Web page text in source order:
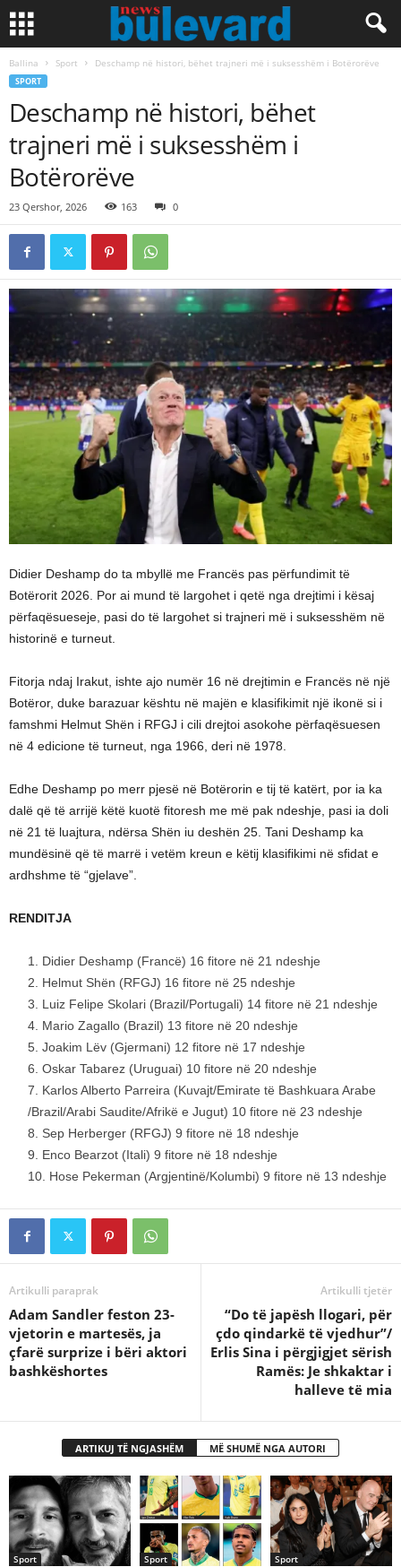
Ballina Sport Deschamp në histori, bëhet trajneri më i suksesshëm i Botërorëve
SPORT
Deschamp në histori, bëhet
trajneri më i suksesshëm i
Botërorëve
23 Qershor, 2026 163 0
Didier Deshamp do ta mbyllë me Francës pas përfundimit të
Botërorit 2026. Por ai mund të largohet i qetë nga drejtimi i kësaj
përfaqësueseje, pasi do të largohet si trajneri më i suksesshëm në
historinë e turneut.
Fitorja ndaj Irakut, ishte ajo numër 16 në drejtimin e Francës në një
Botëror, duke barazuar kështu në majën e klasifikimit një ikonë si i
famshmi Helmut Shën i RFGJ i cili drejtoi asokohe përfaqësuesen
në 4 edicione të turneut, nga 1966, deri në 1978.
Edhe Deshamp po merr pjesë në Botërorin e tij të katërt, por ia ka
dalë që të arrijë këtë kuotë fitoresh me më pak ndeshje, pasi ia doli
në 21 të luajtura, ndërsa Shën iu deshën 25. Tani Deshamp ka
mundësinë që të marrë i vetëm kreun e këtij klasifikimi në sfidat e
ardhshme të “gjelave”.
RENDITJA
Didier Deshamp (Francë) 16 fitore në 21 ndeshje
Helmut Shën (RFGJ) 16 fitore në 25 ndeshje
Luiz Felipe Skolari (Brazil/Portugali) 14 fitore në 21 ndeshje
Mario Zagallo (Brazil) 13 fitore në 20 ndeshje
Joakim Lëv (Gjermani) 12 fitore në 17 ndeshje
Oskar Tabarez (Uruguai) 10 fitore në 20 ndeshje
Karlos Alberto Parreira (Kuvajt/Emirate të Bashkuara Arabe
/Brazil/Arabi Saudite/Afrikë e Jugut) 10 fitore në 23 ndeshje
Sep Herberger (RFGJ) 9 fitore në 18 ndeshje
Enco Bearzot (Itali) 9 fitore në 18 ndeshje
Hose Pekerman (Argjentinë/Kolumbi) 9 fitore në 13 ndeshje
Artikulli paraprak
Adam Sandler feston 23-
vjetorin e martesës, ja
çfarë surprize i bëri aktori
bashkëshortes
Artikulli tjetër
“Do të japësh llogari, për
çdo qindarkë të vjedhur”/
Erlis Sina i përgjigjet sërish
Ramës: Je shkaktar i
halleve të mia
ARTIKUJ TË NGJASHËM MË SHUMË NGA AUTORI
Sport Sport Sport